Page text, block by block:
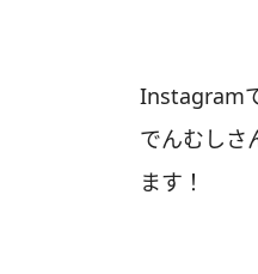
Instagram
でんむしさ
ます！